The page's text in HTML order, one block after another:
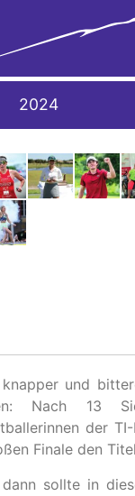
JAHRBUCH
2005
2025
2024
und
Nach 13
der
Finale den
sollte in